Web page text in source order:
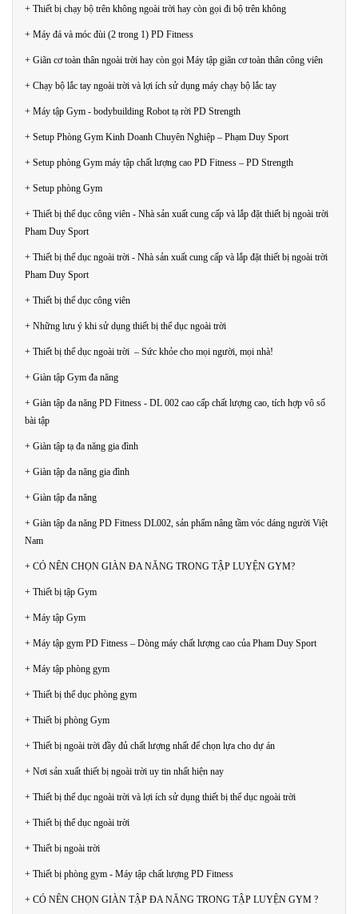
+ Thiết bị chạy bộ trên không ngoài trời hay còn gọi đi bộ trên không
+ Máy đá và móc đùi (2 trong 1) PD Fitness
+ Giãn cơ toàn thân ngoài trời hay còn gọi Máy tập giãn cơ toàn thân công viên
+ Chạy bộ lắc tay ngoài trời và lợi ích sử dụng máy chạy bộ lắc tay
+ Máy tập Gym - bodybuilding Robot tạ rời PD Strength
+ Setup Phòng Gym Kinh Doanh Chuyên Nghiệp – Phạm Duy Sport
+ Setup phòng Gym máy tập chất lượng cao PD Fitness – PD Strength
+ Setup phòng Gym
+ Thiết bị thể dục công viên - Nhà sản xuất cung cấp và lắp đặt thiết bị ngoài trời
Pham Duy Sport
+ Thiết bị thể dục ngoài trời - Nhà sản xuất cung cấp và lắp đặt thiết bị ngoài trời
Pham Duy Sport
+ Thiết bị thể dục công viên
+ Những lưu ý khi sử dụng thiết bị thể dục ngoài trời
+ Thiết bị thể dục ngoài trời – Sức khỏe cho mọi người, mọi nhà!
+ Giàn tập Gym đa năng
+ Giàn tập đa năng PD Fitness - DL 002 cao cấp chất lượng cao, tích hợp vô số
bài tập
+ Giàn tập tạ đa năng gia đình
+ Giàn tập đa năng gia đình
+ Giàn tập đa năng
+ Giàn tập đa năng PD Fitness DL002, sản phẩm nâng tầm vóc dáng người Việt
Nam
+ CÓ NÊN CHỌN GIÀN ĐA NĂNG TRONG TẬP LUYỆN GYM?
+ Thiết bị tập Gym
+ Máy tập Gym
+ Máy tập gym PD Fitness – Dòng máy chất lượng cao của Pham Duy Sport
+ Máy tập phòng gym
+ Thiết bị thể dục phòng gym
+ Thiết bị phòng Gym
+ Thiết bị ngoài trời đầy đủ chất lượng nhất để chọn lựa cho dự án
+ Nơi sản xuất thiết bị ngoài trời uy tin nhất hiện nay
+ Thiết bị thể dục ngoài trời và lợi ích sử dụng thiết bị thể dục ngoài trời
+ Thiết bị thể dục ngoài trời
+ Thiết bị ngoài trời
+ Thiết bị phòng gym - Máy tập chất lượng PD Fitness
+ CÓ NÊN CHỌN GIÀN TẬP ĐA NĂNG TRONG TẬP LUYỆN GYM ?